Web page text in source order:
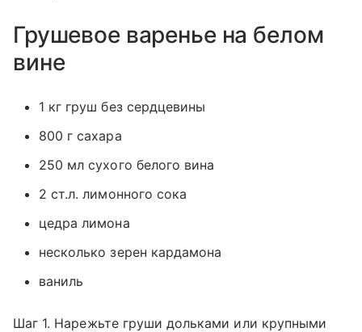
Грушевое варенье на белом
вине
1 кг груш без сердцевины
800 г сахара
250 мл сухого белого вина
2 ст.л. лимонного сока
цедра лимона
несколько зерен кардамона
ваниль
Шаг 1. Нарежьте груши дольками или крупными